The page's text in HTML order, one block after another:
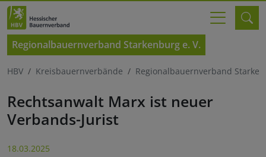
Regionalbauernverband Starkenburg e. V.
HBV Kreisbauernverbände Regionalbauernverband
Rechtsanwalt Marx ist neuer
Verbands-Jurist
18.03.2025